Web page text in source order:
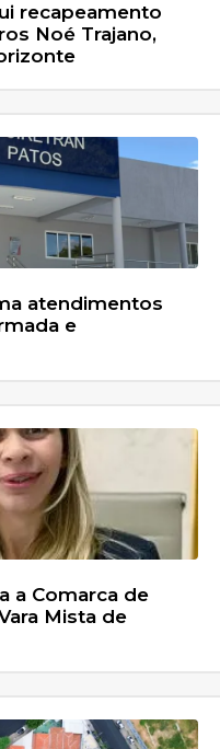
recapeamento
Noé Trajano,
atendimentos
e
a Comarca de
Mista de